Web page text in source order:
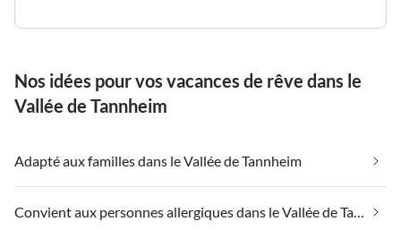
Nos idées pour vos vacances de rêve dans le
Vallée de Tannheim
Adapté aux familles dans le Vallée de Tannheim
Convient aux personnes allergiques dans le Vallée de Tannheim